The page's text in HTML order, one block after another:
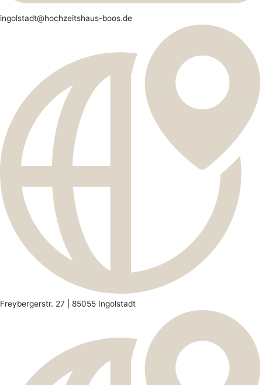
ingolstadt@hochzeitshaus-boos.de
Freybergerstr. 27 | 85055 Ingolstadt